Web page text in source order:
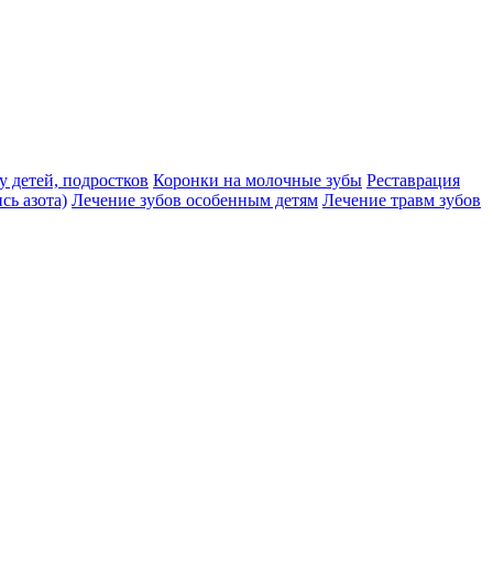
детей, подростков Коронки на молочные зубы Реставрация
азота) Лечение зубов особенным детям Лечение травм зубов